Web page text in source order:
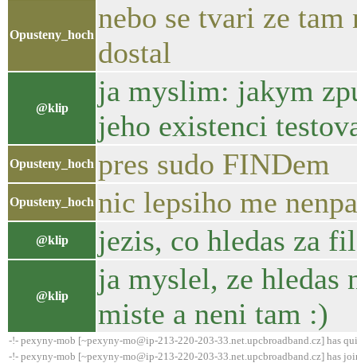
Opusteny_hoch
nebo se tvari ze
dostal
@klip
ja myslim: jakym
jeho existenci
Opusteny_hoch pres sudo FINDem
Opusteny_hoch nic lepsiho me
@klip jezis, co hledas za
@klip
ja myslel, ze hledas
miste a neni tam :)
-!- pexyny-mob [~pexyny-mo@ip-213-220-203-33.net.upcbroadband.cz] has
-!- pexyny-mob [~pexyny-mo@ip-213-220-203-33.net.upcbroadband.cz] has